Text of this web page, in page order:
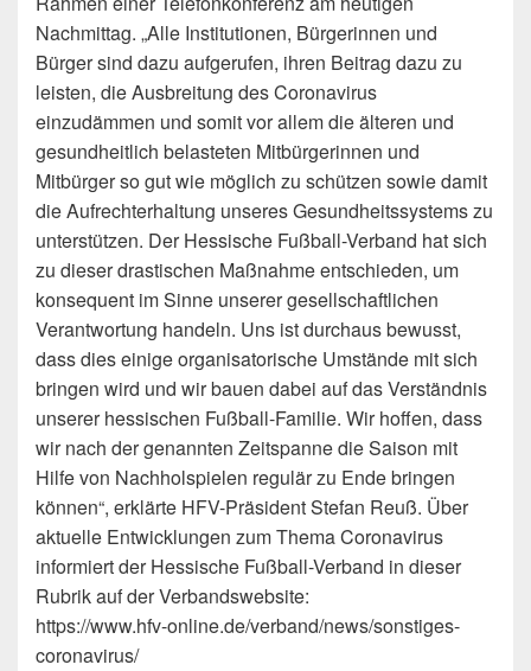
Nachmittag. „Alle Institutionen, Bürgerinnen und
Bürger sind dazu aufgerufen, ihren Beitrag dazu zu
leisten, die Ausbreitung des Coronavirus
einzudämmen und somit vor allem die älteren und
gesundheitlich belasteten Mitbürgerinnen und
Mitbürger so gut wie möglich zu schützen sowie damit
die Aufrechterhaltung unseres Gesundheitssystems zu
unterstützen. Der Hessische Fußball-Verband hat sich
zu dieser drastischen Maßnahme entschieden, um
konsequent im Sinne unserer gesellschaftlichen
Verantwortung handeln. Uns ist durchaus bewusst,
dass dies einige organisatorische Umstände mit sich
bringen wird und wir bauen dabei auf das Verständnis
unserer hessischen Fußball-Familie. Wir hoffen, dass
wir nach der genannten Zeitspanne die Saison mit
Hilfe von Nachholspielen regulär zu Ende bringen
können“, erklärte HFV-Präsident Stefan Reuß. Über
aktuelle Entwicklungen zum Thema Coronavirus
informiert der Hessische Fußball-Verband in dieser
Rubrik auf der Verbandswebsite:
https://www.hfv-online.de/verband/news/sonstiges-
coronavirus/